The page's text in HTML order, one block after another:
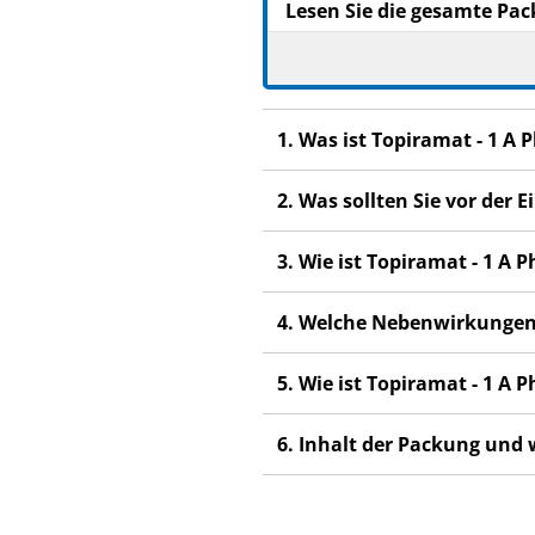
Lesen Sie die gesamte
beginnen, denn sie
Heben Sie die
Wenn Sie weitere
Dieses Arzneimittel
anderen Menschen
Wenn Sie
Nebenwirkungen, die
1. Was ist Topiramat - 1 A
2. Was sollten Sie vor der
3. Wie ist Topiramat - 1 A
4. Welche
5. Wie ist Topiramat - 1 A
6. Inhalt der Packung